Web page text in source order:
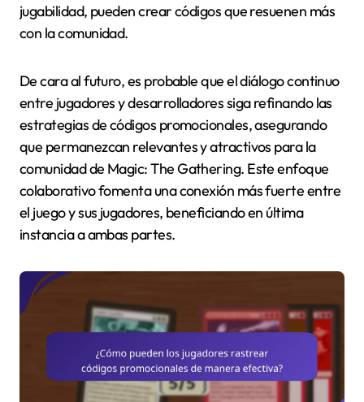
jugabilidad, pueden crear códigos que resuenen más
con la comunidad.
De cara al futuro, es probable que el diálogo continuo
entre jugadores y desarrolladores siga refinando las
estrategias de códigos promocionales, asegurando
que permanezcan relevantes y atractivos para la
comunidad de Magic: The Gathering. Este enfoque
colaborativo fomenta una conexión más fuerte entre
el juego y sus jugadores, beneficiando en última
instancia a ambas partes.